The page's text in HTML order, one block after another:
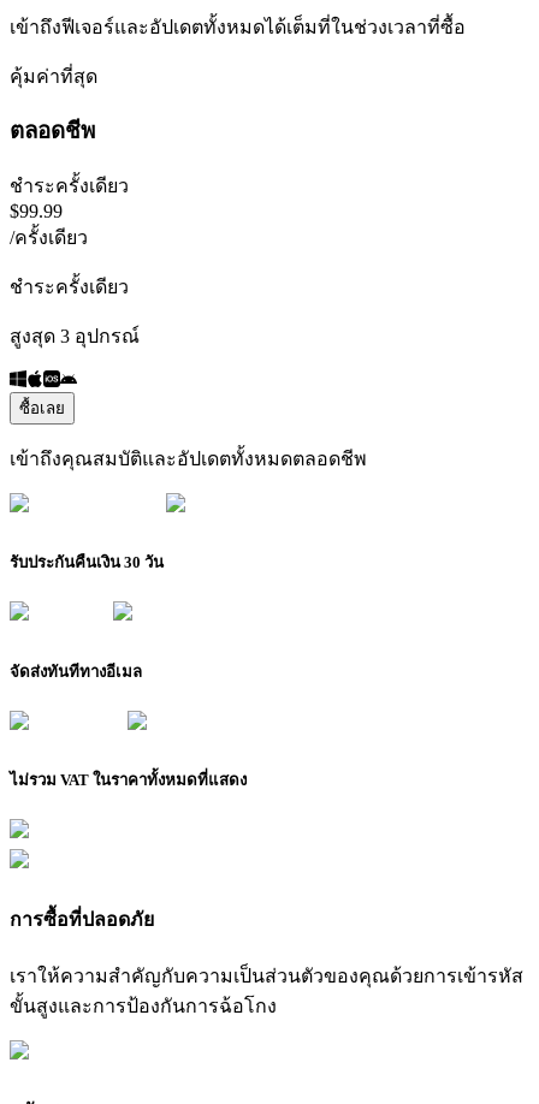
เข้าถึงฟีเจอร์และอัปเดตทั้งหมดได้เต็มที่ในช่วงเวลาที่ซื้อ
คุ้มค่าที่สุด
ตลอดชีพ
ชำระครั้งเดียว
$99.99
/ครั้งเดียว
ชำระครั้งเดียว
สูงสุด 3 อุปกรณ์
ซื้อเลย
เข้าถึงคุณสมบัติและอัปเดตทั้งหมดตลอดชีพ
รับประกันคืนเงิน 30 วัน
จัดส่งทันทีทางอีเมล
ไม่รวม VAT ในราคาทั้งหมดที่แสดง
การซื้อที่ปลอดภัย
เราให้ความสำคัญกับความเป็นส่วนตัวของคุณด้วยการเข้ารหัส
ขั้นสูงและการป้องกันการฉ้อโกง